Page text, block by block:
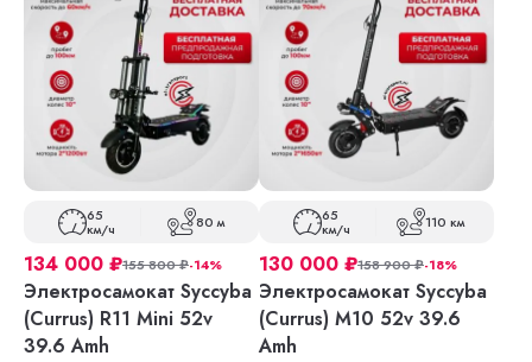
65
км/ч 80 м
134 000 ₽155 800₽-14%
Электросамокат Syccyba
(Currus) R11 Mini 52v
39.6 Amh
65
км/ч 110 км
130 000 ₽158 900₽-18%
Электросамокат Syccyba
(Currus) M10 52v 39.6
Amh